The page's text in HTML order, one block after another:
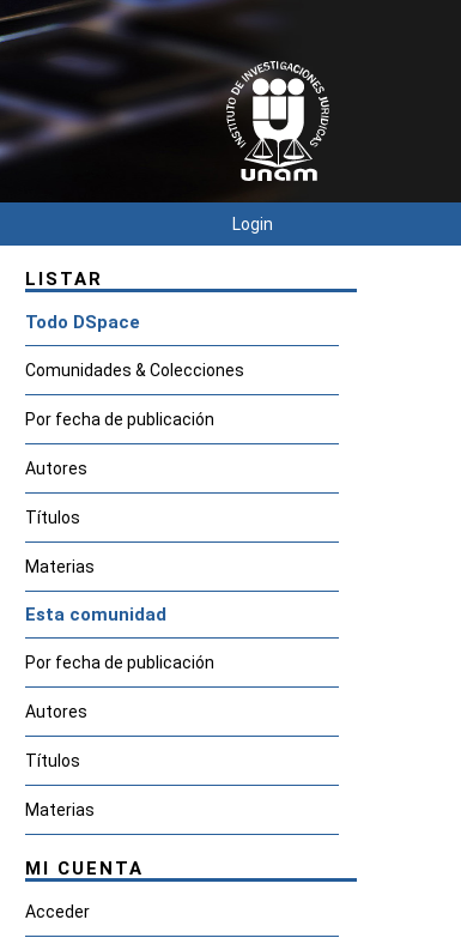
Login
LISTAR
Todo DSpace
Comunidades & Colecciones
Por fecha de publicación
Autores
Títulos
Materias
Esta comunidad
Por fecha de publicación
Autores
Títulos
Materias
MI CUENTA
Acceder